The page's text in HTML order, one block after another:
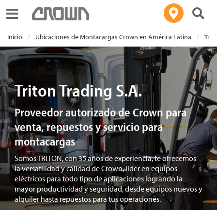
Toggle navigation
Inicio Ubicaciones de Montacargas Crown en América Latina
Triton Trading S.A.
Proveedor autorizado de Crown para
venta, repuestos y servicio para
montacargas
Somos TRITON, con 35 años de experiencia, te ofrecemos
la versatilidad y calidad de Crown, líder en equipos
eléctricos para todo tipo de aplicaciones logrando la
mayor productividad y seguridad, desde equipos nuevos y
alquiler hasta repuestos para tus operaciones.